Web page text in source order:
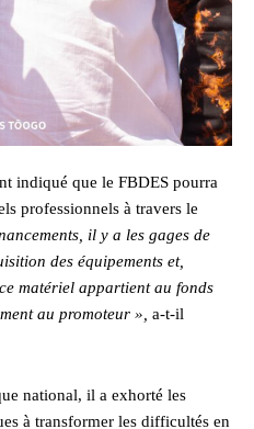
indiqué que le FBDES pourra
professionnels à travers le
il y a les gages de
des équipements et,
matériel appartient au fonds
au promoteur », a-t-il
national, il a exhorté les
à transformer les difficultés en